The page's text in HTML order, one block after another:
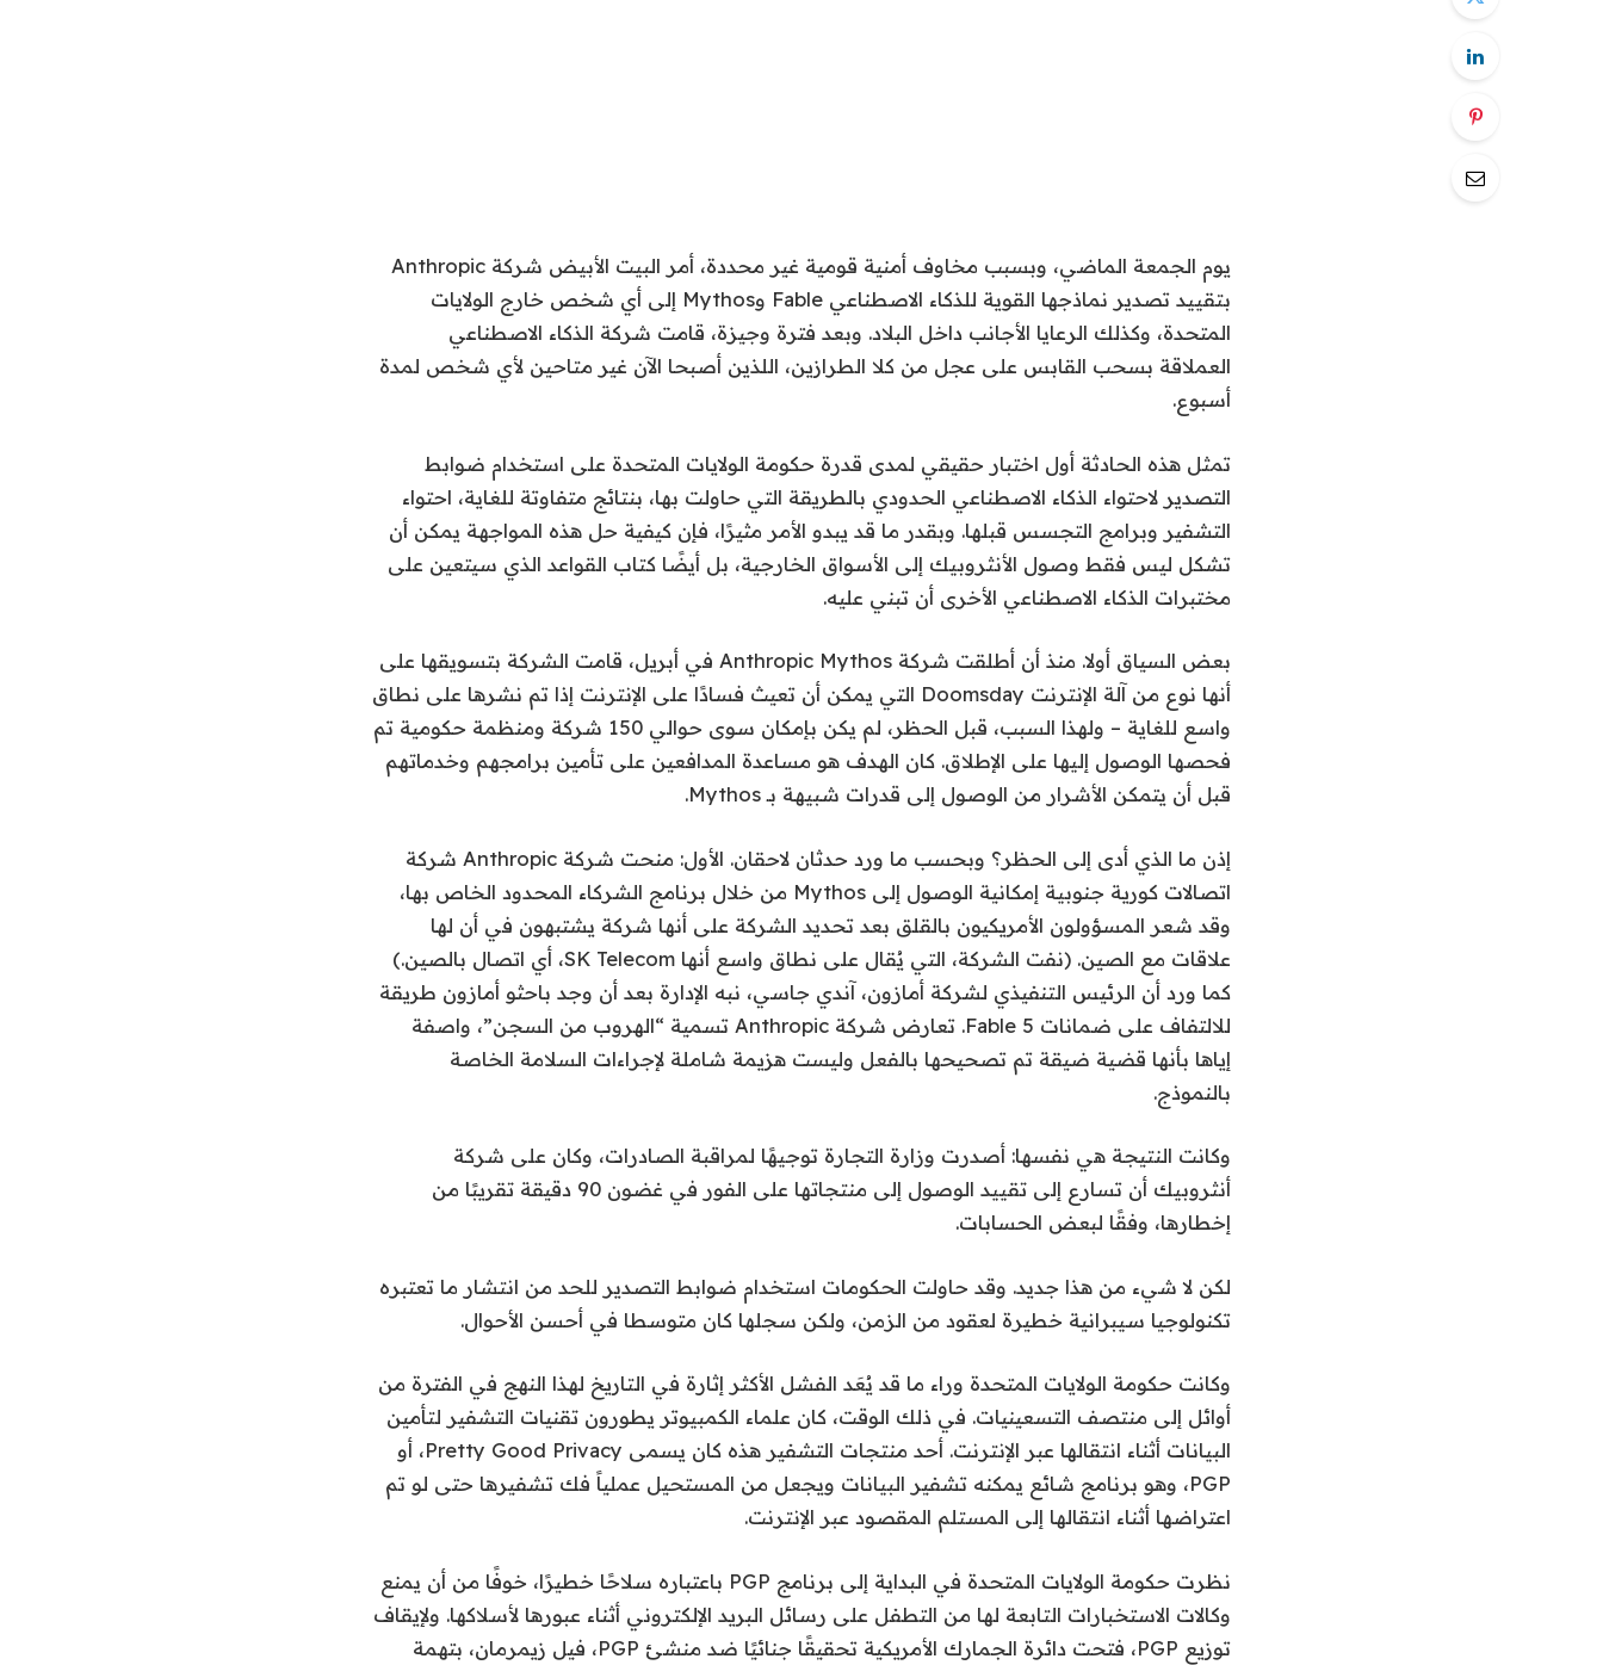
يوم الجمعة الماضي، وبسبب مخاوف أمنية قومية غير محددة، أمر البيت الأبيض شركة Anthropic
بتقييد تصدير نماذجها القوية للذكاء الاصطناعي Fable وMythos إلى أي شخص خارج الولايات
المتحدة، وكذلك الرعايا الأجانب داخل البلاد. وبعد فترة وجيزة، قامت شركة الذكاء الاصطناعي
العملاقة بسحب القابس على عجل من كلا الطرازين، اللذين أصبحا الآن غير متاحين لأي شخص لمدة
أسبوع.
تمثل هذه الحادثة أول اختبار حقيقي لمدى قدرة حكومة الولايات المتحدة على استخدام ضوابط
التصدير لاحتواء الذكاء الاصطناعي الحدودي بالطريقة التي حاولت بها، بنتائج متفاوتة للغاية، احتواء
التشفير وبرامج التجسس قبلها. وبقدر ما قد يبدو الأمر مثيرًا، فإن كيفية حل هذه المواجهة يمكن أن
تشكل ليس فقط وصول الأنثروبيك إلى الأسواق الخارجية، بل أيضًا كتاب القواعد الذي سيتعين على
مختبرات الذكاء الاصطناعي الأخرى أن تبني عليه.
بعض السياق أولا. منذ أن أطلقت شركة Anthropic Mythos في أبريل، قامت الشركة بتسويقها على
أنها نوع من آلة الإنترنت Doomsday التي يمكن أن تعيث فسادًا على الإنترنت إذا تم نشرها على نطاق
واسع للغاية – ولهذا السبب، قبل الحظر، لم يكن بإمكان سوى حوالي 150 شركة ومنظمة حكومية تم
فحصها الوصول إليها على الإطلاق. كان الهدف هو مساعدة المدافعين على تأمين برامجهم وخدماتهم
قبل أن يتمكن الأشرار من الوصول إلى قدرات شبيهة بـ Mythos.
إذن ما الذي أدى إلى الحظر؟ وبحسب ما ورد حدثان لاحقان. الأول: منحت شركة Anthropic شركة
اتصالات كورية جنوبية إمكانية الوصول إلى Mythos من خلال برنامج الشركاء المحدود الخاص بها،
وقد شعر المسؤولون الأمريكيون بالقلق بعد تحديد الشركة على أنها شركة يشتبهون في أن لها
علاقات مع الصين. (نفت الشركة، التي يُقال على نطاق واسع أنها SK Telecom، أي اتصال بالصين.)
كما ورد أن الرئيس التنفيذي لشركة أمازون، آندي جاسي، نبه الإدارة بعد أن وجد باحثو أمازون طريقة
للالتفاف على ضمانات Fable 5. تعارض شركة Anthropic تسمية “الهروب من السجن”، واصفة
إياها بأنها قضية ضيقة تم تصحيحها بالفعل وليست هزيمة شاملة لإجراءات السلامة الخاصة
بالنموذج.
وكانت النتيجة هي نفسها: أصدرت وزارة التجارة توجيهًا لمراقبة الصادرات، وكان على شركة
أنثروبيك أن تسارع إلى تقييد الوصول إلى منتجاتها على الفور في غضون 90 دقيقة تقريبًا من
إخطارها، وفقًا لبعض الحسابات.
لكن لا شيء من هذا جديد. وقد حاولت الحكومات استخدام ضوابط التصدير للحد من انتشار ما تعتبره
تكنولوجيا سيبرانية خطيرة لعقود من الزمن، ولكن سجلها كان متوسطا في أحسن الأحوال.
وكانت حكومة الولايات المتحدة وراء ما قد يُعَد الفشل الأكثر إثارة في التاريخ لهذا النهج في الفترة من
أوائل إلى منتصف التسعينيات. في ذلك الوقت، كان علماء الكمبيوتر يطورون تقنيات التشفير لتأمين
البيانات أثناء انتقالها عبر الإنترنت. أحد منتجات التشفير هذه كان يسمى Pretty Good Privacy، أو
PGP، وهو برنامج شائع يمكنه تشفير البيانات ويجعل من المستحيل عملياً فك تشفيرها حتى لو تم
اعتراضها أثناء انتقالها إلى المستلم المقصود عبر الإنترنت.
نظرت حكومة الولايات المتحدة في البداية إلى برنامج PGP باعتباره سلاحًا خطيرًا، خوفًا من أن يمنع
وكالات الاستخبارات التابعة لها من التطفل على رسائل البريد الإلكتروني أثناء عبورها لأسلاكها. ولإيقاف
توزيع PGP، فتحت دائرة الجمارك الأمريكية تحقيقًا جنائيًا ضد منشئ PGP، فيل زيمرمان، بتهمة